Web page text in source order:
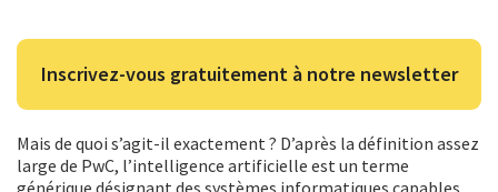
Inscrivez-vous gratuitement à notre newsletter
Mais de quoi s’agit-il exactement ? D’après la définition assez
large de PwC, l’intelligence artificielle est un terme